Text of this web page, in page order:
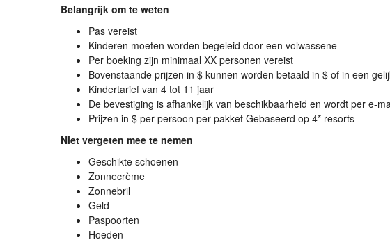
Belangrijk om te weten
Pas vereist
Kinderen moeten worden begeleid door een volwassene
Per boeking zijn minimaal XX personen vereist
Bovenstaande prijzen in $ kunnen worden betaald in $ of in een
Kindertarief van 4 tot 11 jaar
De bevestiging is afhankelijk van beschikbaarheid en wordt per e-
Prijzen in $ per persoon per pakket Gebaseerd op 4* resorts
Niet vergeten mee te nemen
Geschikte schoenen
Zonnecrème
Zonnebril
Geld
Paspoorten
Hoeden